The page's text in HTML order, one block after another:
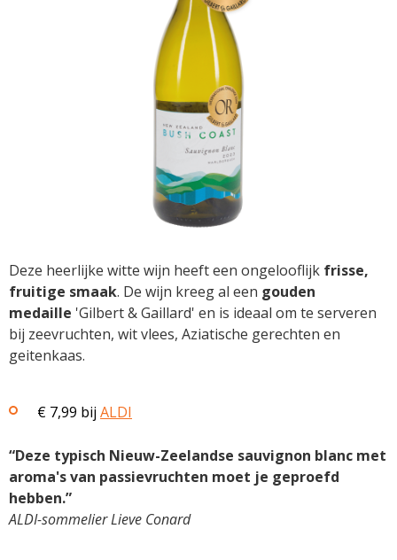
Deze heerlijke witte wijn heeft een ongelooflijk frisse,
fruitige smaak. De wijn kreeg al een gouden
medaille 'Gilbert & Gaillard' en is ideaal om te serveren
bij zeevruchten, wit vlees, Aziatische gerechten en
geitenkaas.
€ 7,99 bij ALDI
“Deze typisch Nieuw-Zeelandse sauvignon blanc met
aroma's van passievruchten moet je geproefd
hebben.”
ALDI-sommelier Lieve Conard